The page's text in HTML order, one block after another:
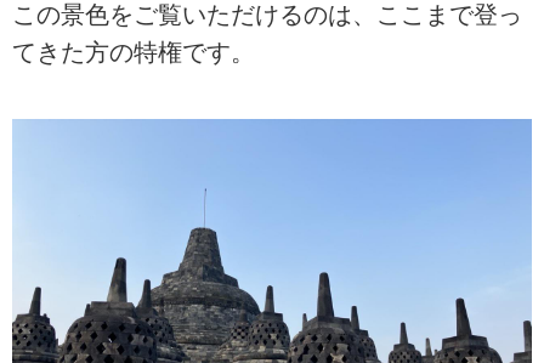
この景色をご覧いただけるのは、ここまで登っ
てきた方の特権です。